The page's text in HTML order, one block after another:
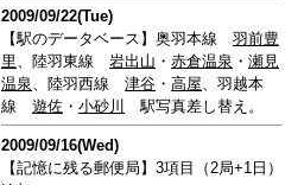
2009/09/22(Tue)
【駅のデータベース】奥羽本線 羽前豊
里 、陸羽東線 岩出山 ・ 赤倉温泉 ・ 瀬見
温泉 、陸羽西線 津谷 ・ 高屋 、羽越本
線 遊佐 ・ 小砂川 駅写真差し替え。
2009/09/16(Wed)
【記憶に残る郵便局】3項目（2局+1日）